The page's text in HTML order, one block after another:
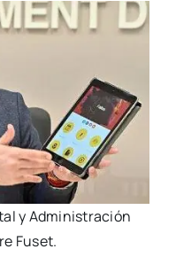
y Admi­nis­tra­ción
Fuset.